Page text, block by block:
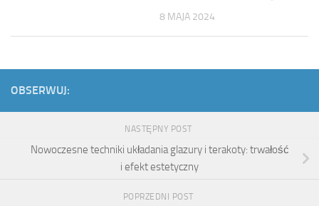
8 MAJA 2024
OBSERWUJ:
NASTĘPNY POST
Nowoczesne techniki układania glazury i terakoty: trwałość
i efekt estetyczny
POPRZEDNI POST